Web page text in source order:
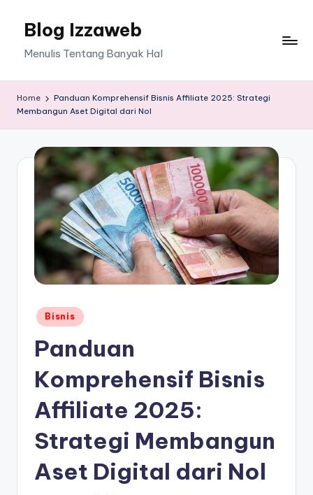
Blog Izzaweb
Menulis Tentang Banyak Hal
Home
Panduan Komprehensif Bisnis Affiliate 2025: Strategi
Membangun Aset Digital dari Nol
Posted
in
Bisnis
Panduan
Komprehensif Bisnis
Affiliate 2025:
Strategi Membangun
Aset Digital dari Nol